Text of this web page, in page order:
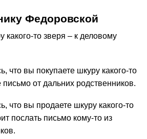
Федоровской
какого-то зверя – к деловому
что вы покупаете шкуру какого-то
от дальних родственников.
что вы продаете шкуру какого-то
послать письмо кому-то из